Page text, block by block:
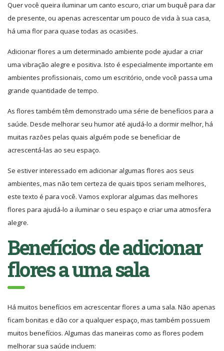
Quer você queira iluminar um canto escuro, criar um buquê para dar
de presente, ou apenas acrescentar um pouco de vida à sua casa,
há uma flor para quase todas as ocasiões.
Adicionar flores a um determinado ambiente pode ajudar a criar
uma vibração alegre e positiva. Isto é especialmente importante em
ambientes profissionais, como um escritório, onde você passa uma
grande quantidade de tempo.
As flores também têm demonstrado uma série de benefícios para a
saúde. Desde melhorar seu humor até ajudá-lo a dormir melhor, há
muitas razões pelas quais alguém pode se beneficiar de
acrescentá-las ao seu espaço.
Se estiver interessado em adicionar algumas flores aos seus
ambientes, mas não tem certeza de quais tipos seriam melhores,
este texto é para você. Vamos explorar algumas das melhores
flores para ajudá-lo a iluminar o seu espaço e criar uma atmosfera
alegre.
Benefícios de adicionar
flores a uma sala
Há muitos benefícios em acrescentar flores a uma sala. Não apenas
ficam bonitas e dão cor a qualquer espaço, mas também possuem
muitos benefícios. Algumas das maneiras como as flores podem
melhorar sua saúde incluem: